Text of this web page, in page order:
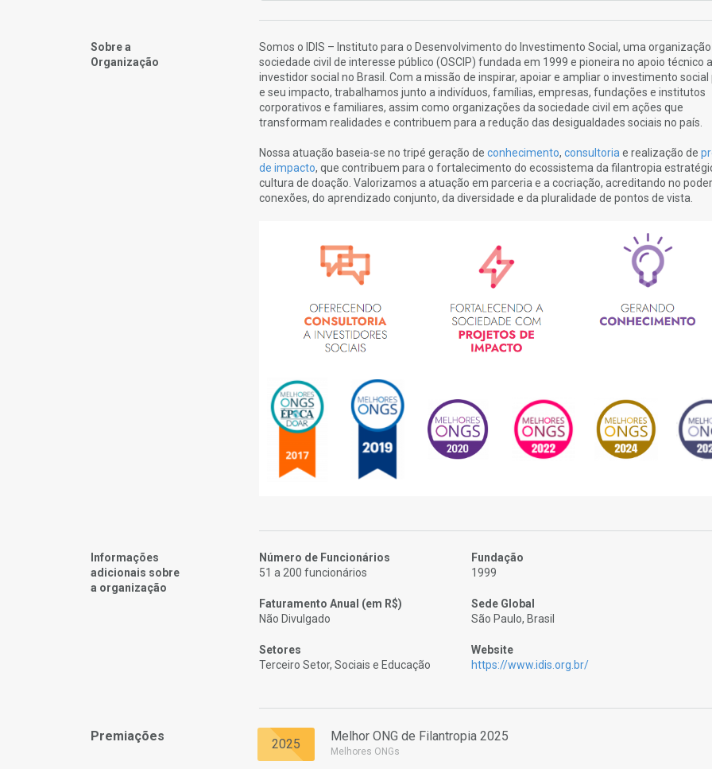
Sobre a
Organização
Somos o IDIS – Instituto para o Desenvolvimento do Investimento Social, uma
sociedade civil de interesse público (OSCIP) fundada em 1999 e pioneira no apoio técnico
investidor social no Brasil. Com a missão de inspirar, apoiar e ampliar o investimento social
e seu impacto, trabalhamos junto a indivíduos, famílias, empresas, fundações e institutos
corporativos e familiares, assim como organizações da sociedade civil em ações que
transformam realidades e contribuem para a redução das desigualdades sociais no país.
Nossa atuação baseia-se no tripé geração de conhecimento, consultoria e realização de
de impacto, que contribuem para o fortalecimento do ecossistema da filantropia
cultura de doação. Valorizamos a atuação em parceria e a cocriação, acreditando no
conexões, do aprendizado conjunto, da diversidade e da pluralidade de pontos de vista.
Informações
adicionais sobre
a organização
Número de Funcionários
51 a 200 funcionários
Fundação
1999
Faturamento Anual (em R$)
Não Divulgado
Sede Global
São Paulo, Brasil
Setores
Terceiro Setor, Sociais e Educação
Website
https://www.idis.org.br/
Premiações
2025
Melhor ONG de Filantropia 2025
Melhores ONGs